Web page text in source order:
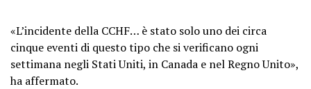
«L’incidente della CCHF… è stato solo uno dei circa
cinque eventi di questo tipo che si verificano ogni
settimana negli Stati Uniti, in Canada e nel Regno Unito»,
ha affermato.